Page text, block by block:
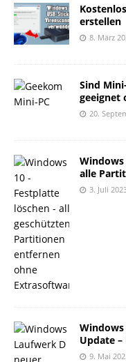
erstellen
8. März
Sind
geeignet
20.
Windows
alle
3. Juli
Update
9. Mai